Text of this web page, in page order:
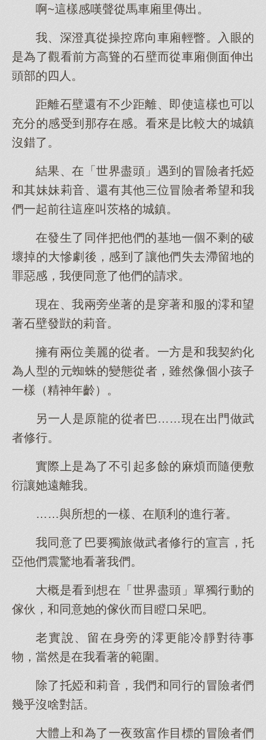
啊~這樣感嘆聲從馬車廂里傳出。
我、深澄真從操控席向車廂輕瞥。入眼的
是為了觀看前方高聳的石壁而從車廂側面伸出
頭部的四人。
距離石壁還有不少距離、即使這樣也可以
充分的感受到那存在感。看來是比較大的城鎮
沒錯了。
結果、在「世界盡頭」遇到的冒險者托婭
和其妹妹莉音、還有其他三位冒險者希望和我
們一起前往這座叫茨格的城鎮。
在發生了同伴把他們的基地一個不剩的破
壞掉的大慘劇後，感到了讓他們失去滯留地的
罪惡感，我便同意了他們的請求。
現在、我兩旁坐著的是穿著和服的澪和望
著石壁發獃的莉音。
擁有兩位美麗的從者。一方是和我契約化
為人型的元蜘蛛的變態從者，雖然像個小孩子
一樣（精神年齡）。
另一人是原龍的從者巴……現在出門做武
者修行。
實際上是為了不引起多餘的麻煩而隨便敷
衍讓她遠離我。
……與所想的一樣、在順利的進行著。
我同意了巴要獨旅做武者修行的宣言，托
亞他們震驚地看著我們。
大概是看到想在「世界盡頭」單獨行動的
傢伙，和同意她的傢伙而目瞪口呆吧。
老實說、留在身旁的澪更能冷靜對待事
物，當然是在我看著的範圍。
除了托婭和莉音，我們和同行的冒險者們
幾乎沒啥對話。
大體上和為了一夜致富作目標的冒險者們